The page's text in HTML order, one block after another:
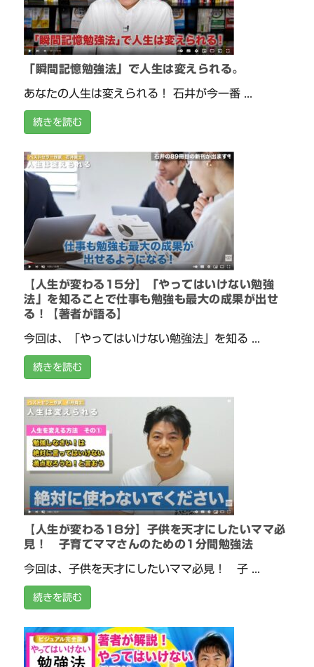
「瞬間記憶勉強法」で人生は変えられる。
あなたの人生は変えられる！ 石井が今一番 ...
続きを読む
【人生が変わる15分】「やってはいけない勉強
法」を知ることで仕事も勉強も最大の成果が出せ
る！【著者が語る】
今回は、「やってはいけない勉強法」を知る ...
続きを読む
【人生が変わる18分】子供を天才にしたいママ必
見！ 子育てママさんのための1分間勉強法
今回は、子供を天才にしたいママ必見！ 子 ...
続きを読む